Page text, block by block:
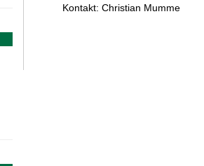
Kontakt: Christian Mumme